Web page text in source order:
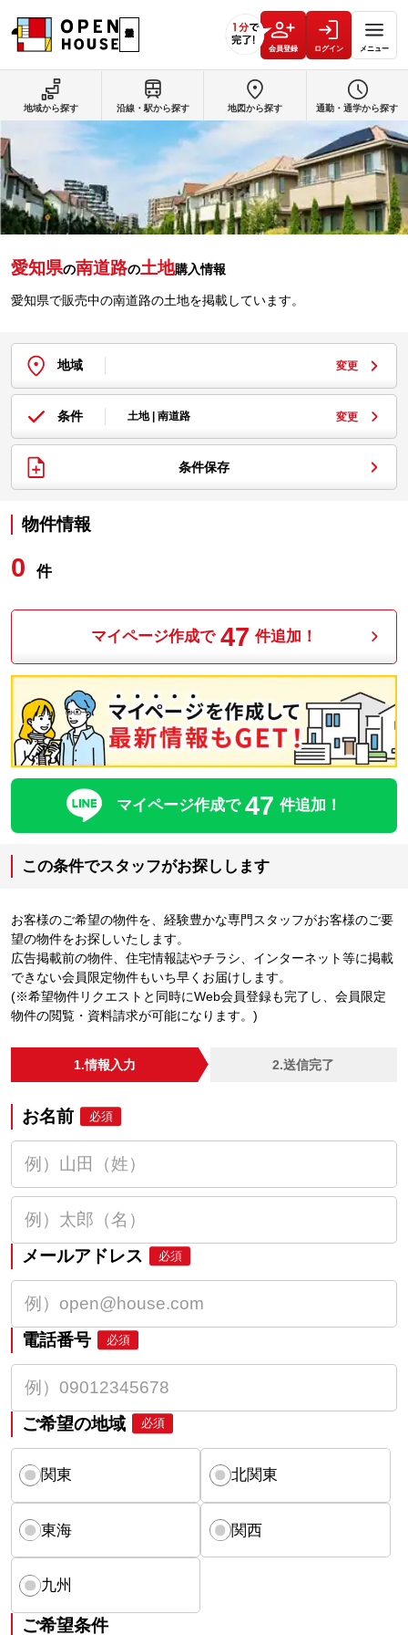
会員登録 ログイン メニュー
愛知県の南道路の土地購入情報
愛知県で販売中の南道路の土地を掲載しています。
地域 変更
条件 土地 | 南道路 変更
条件保存
物件情報
0 件
マイページ作成で 47 件追加！
マイページ作成で 47 件追加！
この条件でスタッフがお探しします
お客様のご希望の物件を、経験豊かな専門スタッフがお客様のご要
望の物件をお探しいたします。
広告掲載前の物件、住宅情報誌やチラシ、インターネット等に掲載
できない会員限定物件もいち早くお届けします。
(※希望物件リクエストと同時にWeb会員登録も完了し、会員限定
物件の閲覧・資料請求が可能になります。)
1.情報入力 2.送信完了
お名前 必須
メールアドレス 必須
電話番号 必須
ご希望の地域 必須
関東 北関東
東海 関西
九州
ご希望条件
地域から探す 沿線・駅から探す 地図から探す 通勤・通学から探す